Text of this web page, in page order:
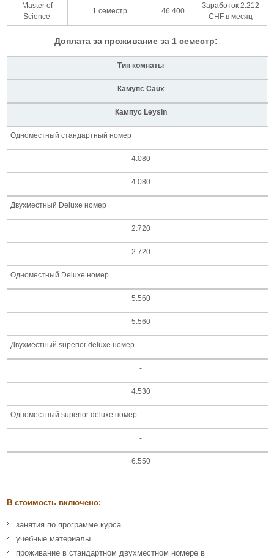
Master of
Science
1 семестр 46.400
Заработок 2.212
CHF в месяц
Доплата за проживание за 1 семестр:
Тип комнаты
Камупс Caux
Кампус Leysin
Одноместный стандартный номер
4.080
4.080
Двухместный Deluxe номер
2.720
2.720
Одноместный Deluxe номер
5.560
5.560
Двухместный superior deluxe номер
-
4.530
Одноместный superior deluxe номер
-
6.550
В стоимость включено:
занятия по программе курса
учебные материалы
проживание в стандартном двухместном номере в